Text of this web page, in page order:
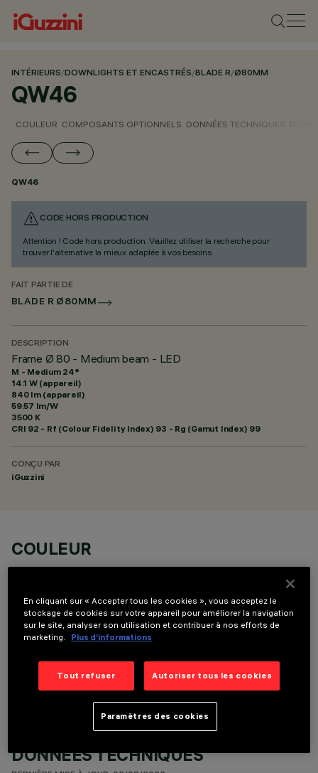
INTÉRIEURS/DOWNLIGHTS ET ENCASTRÉS/BLADE R/Ø80MM
QW46
COULEUR COMPOSANTS OPTIONNELS DONNÉES TECHNIQUES
QW46
CODE HORS PRODUCTION
Attention ! Code hors production. Veuillez utiliser la recherche pour
trouver l'alternative la mieux adaptée à vos besoins.
FAIT PARTIE DE
BLADE R Ø80MM
DESCRIPTION
Frame Ø 80 - Medium beam - LED
M - Medium 24°
14.1 W (appareil)
840 lm (appareil)
59.57 lm/W
3500 K
CRI 92 - Rf (Colour Fidelity Index) 93 - Rg (Gamut Index) 99
CONÇU PAR
iGuzzini
COULEUR
DONNÉES TECHNIQUES
En cliquant sur « Accepter tous les cookies », vous acceptez le
stockage de cookies sur votre appareil pour améliorer la navigation
sur le site, analyser son utilisation et contribuer à nos efforts de
marketing.
Plus d’informations
Tout refuser Autoriser tous les cookies
Paramètres des cookies